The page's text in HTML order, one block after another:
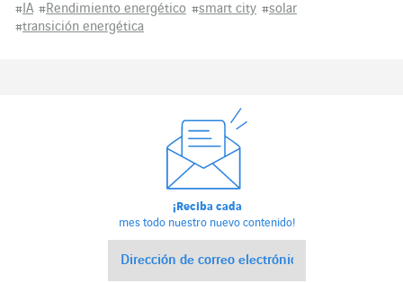
#IA #Rendimiento energético #smart city #solar
#transición energética
¡Reciba cada
mes todo nuestro nuevo contenido!